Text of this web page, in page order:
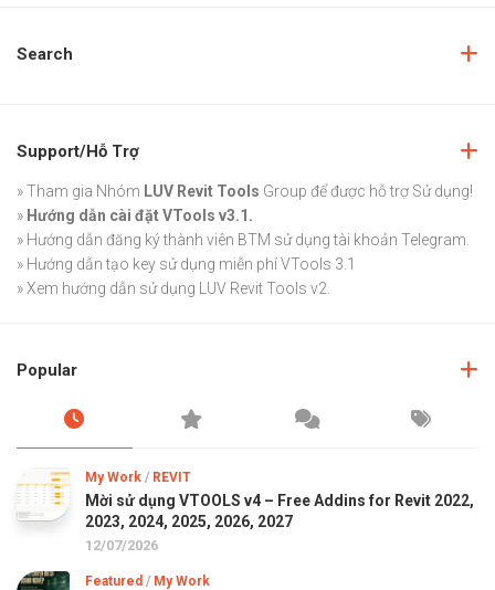
Search
Support/Hỗ Trợ
» Tham gia Nhóm LUV Revit Tools Group để được hỗ trợ Sử dụng!
» Hướng dẫn cài đặt VTools v3.1.
» Hướng dẫn đăng ký thành viên BTM sử dụng tài khoản Telegram.
» Hướng dẫn tạo key sử dụng miễn phí VTools 3.1
»Xem hướng dẫn sử dụng LUV Revit Tools v2.
Popular
My Work / REVIT
Mời sử dụng VTOOLS v4 – Free Addins for Revit 2022,
2023, 2024, 2025, 2026, 2027
12/07/2026
Featured / My Work